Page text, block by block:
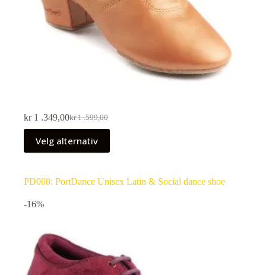
kr1 .599,00
kr1 .349,00
Velg alternativ
PD008: PortDance Unisex Latin & Social dance shoe
-16%